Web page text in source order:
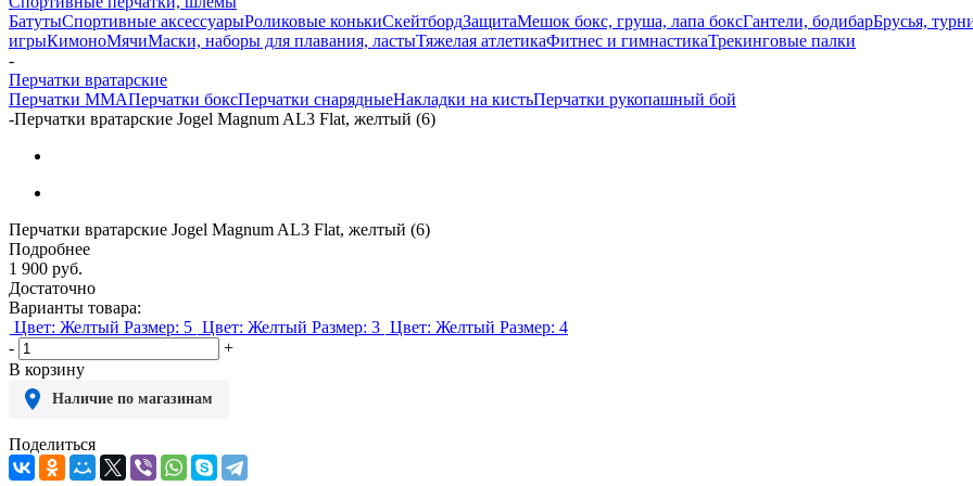
БатутыСпортивные аксессуарыРоликовые конькиСкейтбордЗащитаМешок бокс, груша, лапа боксГантели, бодибарБрусья,
игрыКимоноМячиМаски, наборы для плавания, ластыТяжелая атлетикаФитнес и гимнастикаТрекинговые палки
-
Перчатки вратарские
Перчатки MMAПерчатки боксПерчатки снарядныеНакладки на кистьПерчатки рукопашный бой
-Перчатки вратарские Jogel Magnum AL3 Flat, желтый (6)
Перчатки вратарские Jogel Magnum AL3 Flat, желтый (6)
Подробнее
1 900 руб.
Достаточно
Варианты товара:
Цвет: Желтый Размер: 5 Цвет: Желтый Размер: 3 Цвет: Желтый Размер: 4
-
+
В корзину
Наличие по магазинам
Поделиться